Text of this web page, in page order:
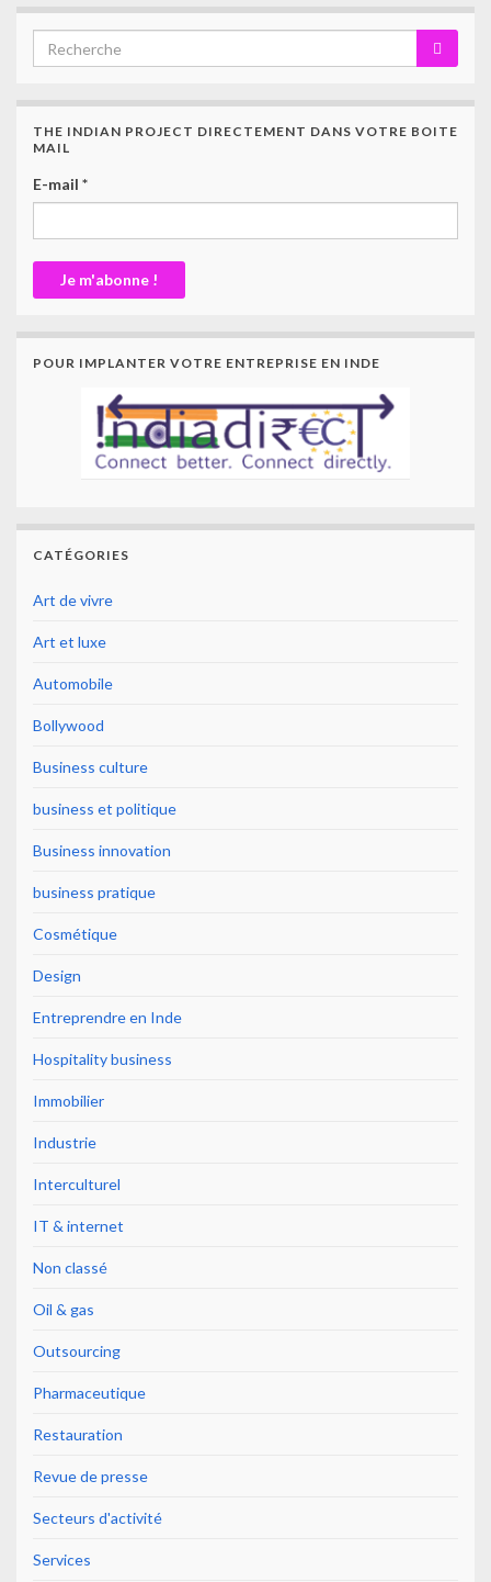
THE INDIAN PROJECT DIRECTEMENT DANS VOTRE BOITE
MAIL
E-mail *
POUR IMPLANTER VOTRE ENTREPRISE EN INDE
CATÉGORIES
Art de vivre
Art et luxe
Automobile
Bollywood
Business culture
business et politique
Business innovation
business pratique
Cosmétique
Design
Entreprendre en Inde
Hospitality business
Immobilier
Industrie
Interculturel
IT & internet
Non classé
Oil & gas
Outsourcing
Pharmaceutique
Restauration
Revue de presse
Secteurs d'activité
Services